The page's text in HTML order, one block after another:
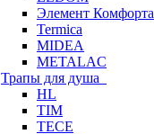
Элемент Комфорта
Termica
MIDEA
METALAC
Трапы для душа
HL
TIM
TECE